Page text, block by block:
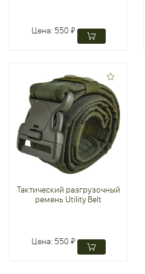
Цена: 550 ₽
Тактический разгрузочный
ремень Utility Belt
Цена: 550 ₽